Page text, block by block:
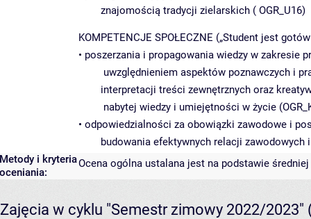
znajomością tradycji zielarskich ( OGR_U16)
KOMPETENCJE SPOŁECZNE („Student jest
• poszerzania i propagowania wiedzy w zakresie
uwzględnieniem aspektów poznawczych i
interpretacji treści zewnętrznych oraz
nabytej wiedzy i umiejętności w życie
• odpowiedzialności za obowiązki zawodowe i
budowania efektywnych relacji zawodowych i
Metody i kryteria
oceniania:
Ocena ogólna ustalana jest na podstawie
Zajęcia w cyklu "Semestr zimowy 2022/2023"